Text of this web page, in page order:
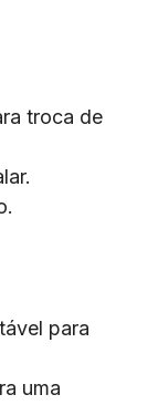
troca de
para
uma